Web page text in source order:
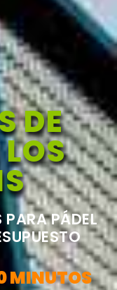
DE
PÁDEL
MINUTOS